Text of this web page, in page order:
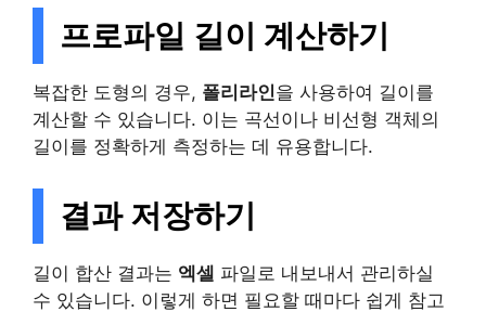
프로파일 길이 계산하기
복잡한 도형의 경우, 폴리라인을 사용하여 길이를
계산할 수 있습니다. 이는 곡선이나 비선형 객체의
길이를 정확하게 측정하는 데 유용합니다.
결과 저장하기
길이 합산 결과는 엑셀 파일로 내보내서 관리하실
수 있습니다. 이렇게 하면 필요할 때마다 쉽게 참고